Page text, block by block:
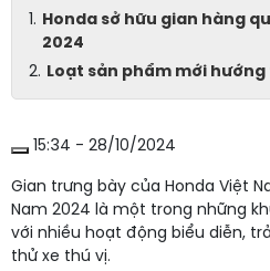
Honda sở hữu gian hàng
2024
Loạt sản phẩm mới
15:34 - 28/10/2024
Gian trưng bày của Honda Việt
Nam 2024 là một trong những
với nhiều hoạt động biểu diễn,
thử xe thú vị.